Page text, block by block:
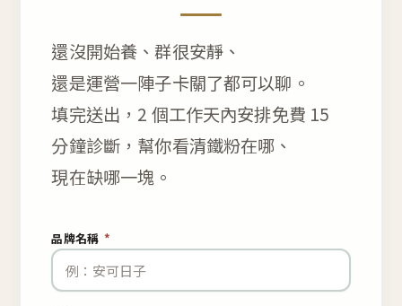
還沒開始養、群很安靜、
還是運營一陣子卡關了都可以聊。
填完送出，2 個工作天內安排免費 15
分鐘診斷，幫你看清鐵粉在哪、
現在缺哪一塊。
品牌名稱 *